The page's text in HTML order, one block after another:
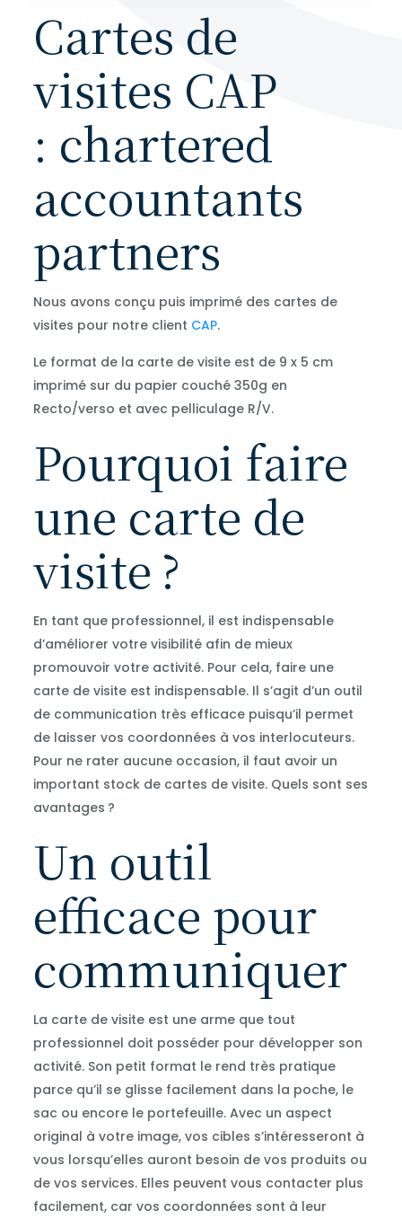
Cartes de
visites CAP
: chartered
accountants
partners
Nous avons conçu puis imprimé des cartes de
visites pour notre client CAP.
Le format de la carte de visite est de 9 x 5 cm
imprimé sur du papier couché 350g en
Recto/verso et avec pelliculage R/V.
Pourquoi faire
une carte de
visite ?
En tant que professionnel, il est indispensable
d’améliorer votre visibilité afin de mieux
promouvoir votre activité. Pour cela, faire une
carte de visite est indispensable. Il s’agit d’un outil
de communication très efficace puisqu’il permet
de laisser vos coordonnées à vos interlocuteurs.
Pour ne rater aucune occasion, il faut avoir un
important stock de cartes de visite. Quels sont ses
avantages ?
Un outil
efficace pour
communiquer
La carte de visite est une arme que tout
professionnel doit posséder pour développer son
activité. Son petit format le rend très pratique
parce qu’il se glisse facilement dans la poche, le
sac ou encore le portefeuille. Avec un aspect
original à votre image, vos cibles s’intéresseront à
vous lorsqu’elles auront besoin de vos produits ou
de vos services. Elles peuvent vous contacter plus
facilement, car vos coordonnées sont à leur